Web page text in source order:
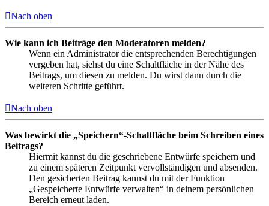
Nach oben
Wie kann ich Beiträge den Moderatoren melden?
Wenn ein Administrator die entsprechenden Berechtigungen
vergeben hat, siehst du eine Schaltfläche in der Nähe des
Beitrags, um diesen zu melden. Du wirst dann durch die
weiteren Schritte geführt.
Nach oben
Was bewirkt die „Speichern“-Schaltfläche beim Schreiben eines
Beitrags?
Hiermit kannst du die geschriebene Entwürfe speichern und
zu einem späteren Zeitpunkt vervollständigen und absenden.
Den gesicherten Beitrag kannst du mit der Funktion
„Gespeicherte Entwürfe verwalten“ in deinem persönlichen
Bereich erneut laden.